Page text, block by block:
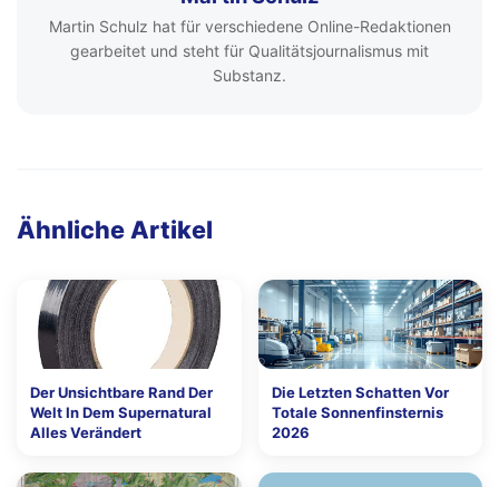
Martin Schulz hat für verschiedene Online-Redaktionen
gearbeitet und steht für Qualitätsjournalismus mit
Substanz.
Ähnliche Artikel
Der Unsichtbare Rand Der
Welt In Dem Supernatural
Alles Verändert
Die Letzten Schatten Vor
Totale Sonnenfinsternis
2026